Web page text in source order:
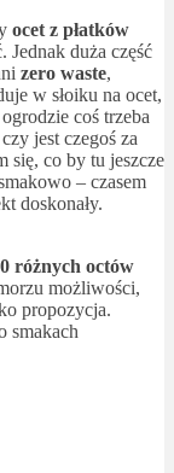
ocet z płatków
Jednak duża część
zero waste,
w słoiku na ocet,
coś trzeba
jest czegoś za
się, co by tu jeszcze
– czasem
doskonały.
różnych octów
możliwości,
propozycja.
smakach